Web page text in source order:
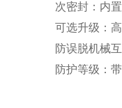
次密封：内
可选升级：
防误脱机械
防护等级：